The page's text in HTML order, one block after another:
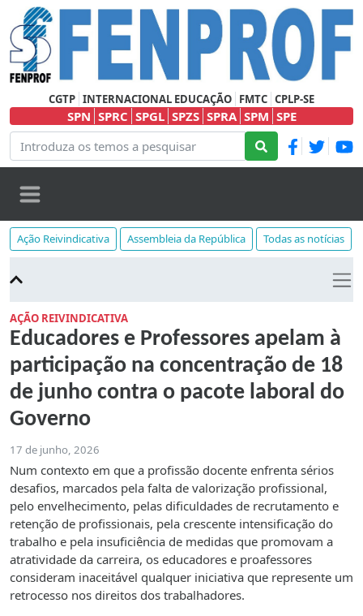
CGTP INTERNACIONAL EDUCAÇÃO FMTC CPLP-SE
SPN SPRC SPGL SPZS SPRA SPM SPE
Ação Reivindicativa Assembleia da República Todas as notícias
AÇÃO REIVINDICATIVA
Educadores e Professores apelam à
participação na concentração de 18
de junho contra o pacote laboral do
Governo
17 de junho, 2026
Num contexto em que a profissão docente enfrenta sérios
desafios, marcados pela falta de valorização profissional,
pelo envelhecimento, pelas dificuldades de recrutamento e
retenção de profissionais, pela crescente intensificação do
trabalho e pela insuficiência de medidas que promovam a
atratividade da carreira, os educadores e proafessores
consideram inaceitável qualquer iniciativa que represente um
retrocesso nos direitos dos trabalhadores.